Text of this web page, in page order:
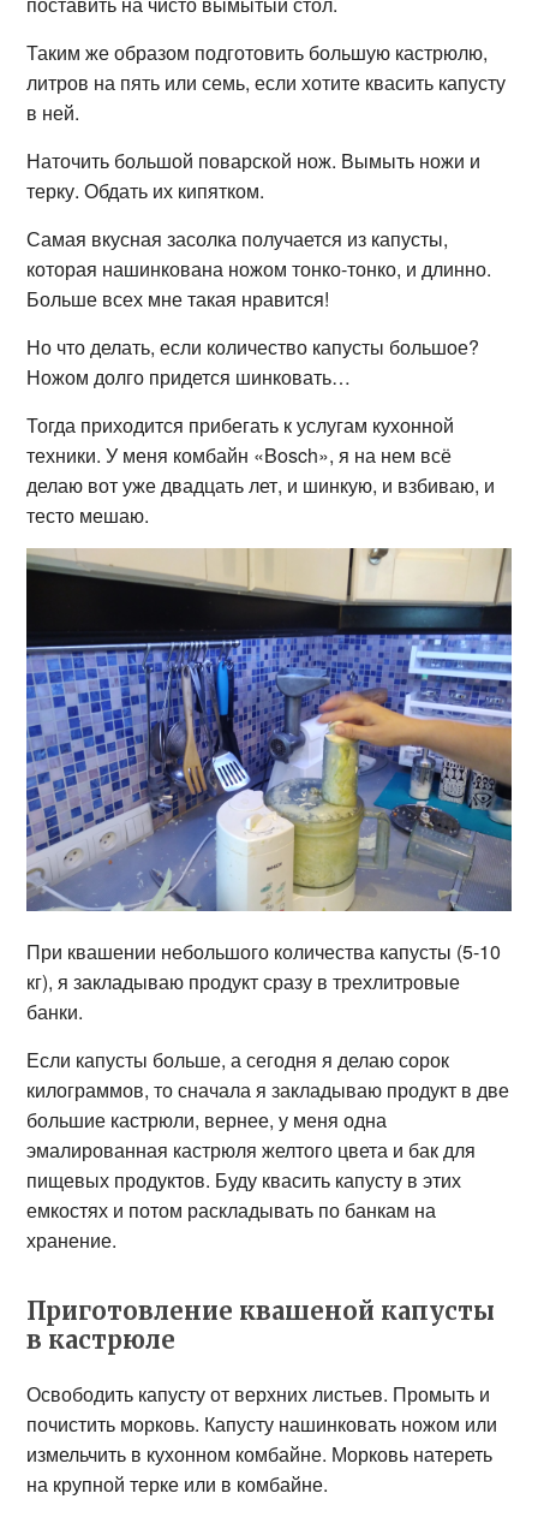
Таким же образом подготовить большую кастрюлю,
литров на пять или семь, если хотите квасить капусту
в ней.
Наточить большой поварской нож. Вымыть ножи и
терку. Обдать их кипятком.
Самая вкусная засолка получается из капусты,
которая нашинкована ножом тонко-тонко, и длинно.
Больше всех мне такая нравится!
Но что делать, если количество капусты большое?
Ножом долго придется шинковать…
Тогда приходится прибегать к услугам кухонной
техники. У меня комбайн «Bosch», я на нем всё
делаю вот уже двадцать лет, и шинкую, и взбиваю, и
тесто мешаю.
При квашении небольшого количества капусты (5-10
кг), я закладываю продукт сразу в трехлитровые
банки.
Если капусты больше, а сегодня я делаю сорок
килограммов, то сначала я закладываю продукт в две
большие кастрюли, вернее, у меня одна
эмалированная кастрюля желтого цвета и бак для
пищевых продуктов. Буду квасить капусту в этих
емкостях и потом раскладывать по банкам на
хранение.
Приготовление квашеной капусты
в кастрюле
Освободить капусту от верхних листьев. Промыть и
почистить морковь. Капусту нашинковать ножом или
измельчить в кухонном комбайне. Морковь натереть
на крупной терке или в комбайне.